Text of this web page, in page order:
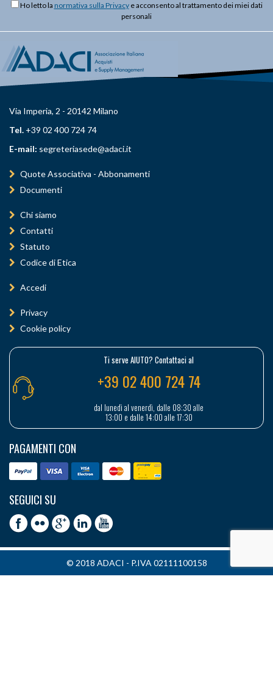
Ho letto la normativa sulla Privacye acconsento al trattamento dei miei dati
personali
Via Imperia, 2 - 20142 Milano
Tel. +39 02 400 724 74
E-mail: segreteriasede@adaci.it
Quote Associativa - Abbonamenti
Documenti
Chi siamo
Contatti
Statuto
Codice di Etica
Accedi
Privacy
Cookie policy
Ti serve AIUTO? Contattaci al
+39 02 400 724 74
dal lunedì al venerdì, dalle 08:30 alle
13:00 e dalle 14:00 alle 17:30
PAGAMENTI CON
SEGUICI SU
© 2018 ADACI - P.IVA 02111100158